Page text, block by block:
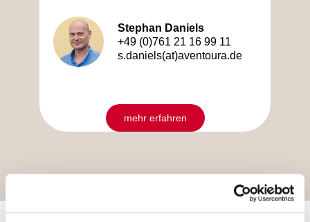
Stephan Daniels
+49 (0)761 21 16 99 11
s.daniels(at)aventoura.de
mehr erfahren